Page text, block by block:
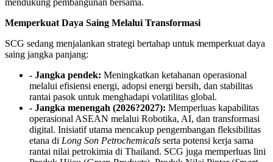
mendukung pembangunan bersama.
Memperkuat Daya Saing Melalui Transformasi
SCG sedang menjalankan strategi bertahap untuk memperkuat daya
saing jangka panjang:
- Jangka pendek: Meningkatkan ketahanan operasional
melalui efisiensi energi, adopsi energi bersih, dan stabilitas
rantai pasok untuk menghadapi volatilitas global.
- Jangka menengah (2026?2027): Memperluas kapabilitas
operasional ASEAN melalui Robotika, AI, dan transformasi
digital. Inisiatif utama mencakup pengembangan fleksibilitas
etana di Long Son Petrochemicals serta potensi kerja sama
rantai nilai petrokimia di Thailand. SCG juga memperluas lini